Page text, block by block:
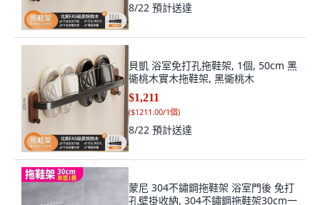
8/22 預計送達
貝凱 浴室免打孔拖鞋架, 1個, 50cm 黑
衚桃木實木拖鞋架, 黑衚桃木
$1,211
($1211.00/1個)
8/22 預計送達
蒙尼 304不鏽鋼拖鞋架 浴室門後 免打
孔壁掛收納, 304不鏽鋼拖鞋架30cm一